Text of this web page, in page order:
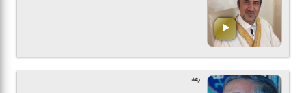
رعد